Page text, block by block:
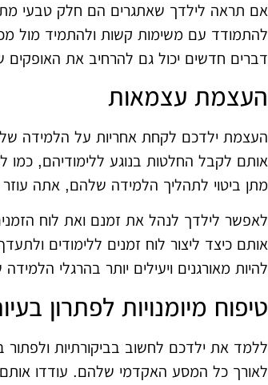
אם תראה לילדך שאתגרים הם חלק טבעי
להתמודד עם משימות קשות ולהתמיד מול
דברים חדשים יכול גם להרחיב את
העצמת עצמאות
העצמת ילדכם לקחת אחריות על הלמידה
אותם לקבל החלטות בנוגע ללימודיהם, כמו
מתן ביטוי לתהליך הלמידה שלהם, אתה
לאפשר לילדך לנהל את זמנם ואת לוח
אותם כיצד ליצור לוח זמנים ללימודים
להיות מאורגנים ויעילים יותר בהרגלי
טיפוח מיומנויות לפתרון
ללמד את ילדכם לחשוב בביקורתיות ולפתור
לאורך כל המסע האקדמי שלהם. עודדו אותם